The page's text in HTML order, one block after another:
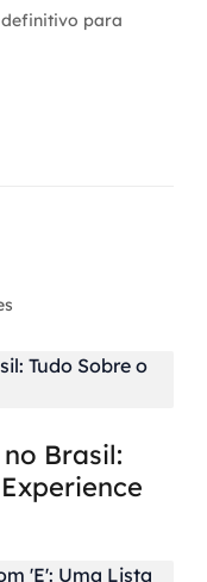
definitivo para
Brasil: